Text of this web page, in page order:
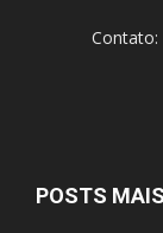
Contato:
POSTS